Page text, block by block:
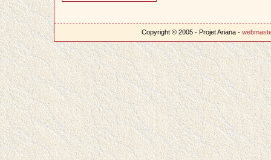
Copyright © 2005 - Projet Ariana -